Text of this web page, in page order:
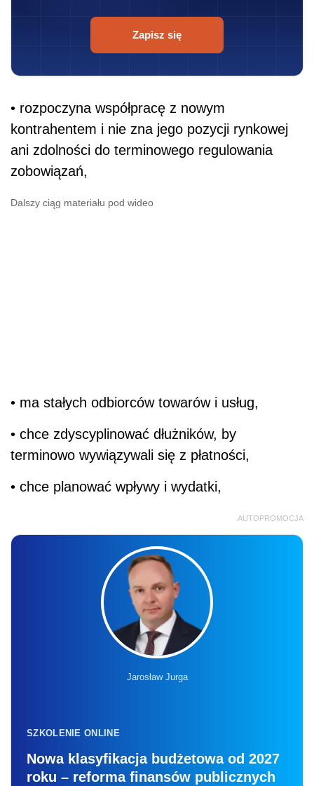
Zapisz się
• rozpoczyna współpracę z nowym
kontrahentem i nie zna jego pozycji rynkowej
ani zdolności do terminowego regulowania
zobowiązań,
Dalszy ciąg materiału pod wideo
• ma stałych odbiorców towarów i usług,
• chce zdyscyplinować dłużników, by
terminowo wywiązywali się z płatności,
• chce planować wpływy i wydatki,
AUTOPROMOCJA
Jarosław Jurga
SZKOLENIE ONLINE
Nowa klasyfikacja budżetowa od 2027
roku – reforma finansów publicznych